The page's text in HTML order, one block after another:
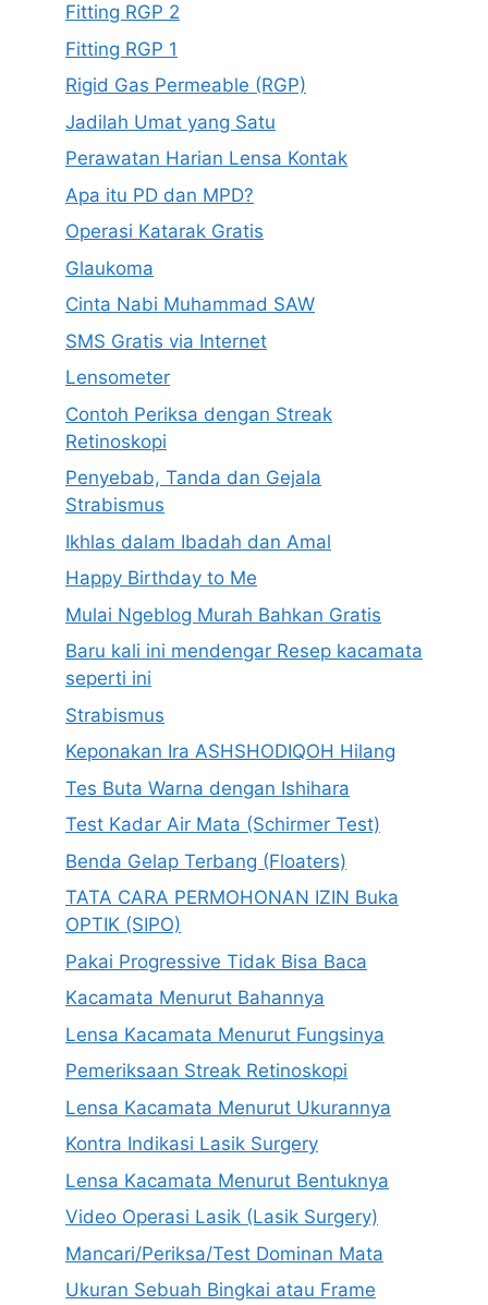
Fitting RGP 2
Fitting RGP 1
Rigid Gas Permeable (RGP)
Jadilah Umat yang Satu
Perawatan Harian Lensa Kontak
Apa itu PD dan MPD?
Operasi Katarak Gratis
Glaukoma
Cinta Nabi Muhammad SAW
SMS Gratis via Internet
Lensometer
Contoh Periksa dengan Streak
Retinoskopi
Penyebab, Tanda dan Gejala
Strabismus
Ikhlas dalam Ibadah dan Amal
Happy Birthday to Me
Mulai Ngeblog Murah Bahkan Gratis
Baru kali ini mendengar Resep kacamata
seperti ini
Strabismus
Keponakan Ira ASHSHODIQOH Hilang
Tes Buta Warna dengan Ishihara
Test Kadar Air Mata (Schirmer Test)
Benda Gelap Terbang (Floaters)
TATA CARA PERMOHONAN IZIN Buka
OPTIK (SIPO)
Pakai Progressive Tidak Bisa Baca
Kacamata Menurut Bahannya
Lensa Kacamata Menurut Fungsinya
Pemeriksaan Streak Retinoskopi
Lensa Kacamata Menurut Ukurannya
Kontra Indikasi Lasik Surgery
Lensa Kacamata Menurut Bentuknya
Video Operasi Lasik (Lasik Surgery)
Mancari/Periksa/Test Dominan Mata
Ukuran Sebuah Bingkai atau Frame